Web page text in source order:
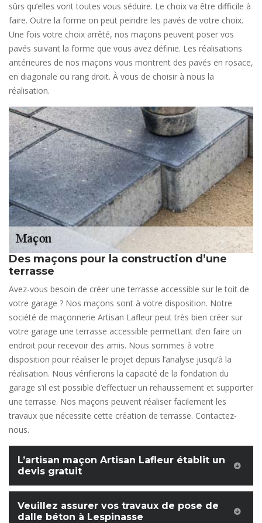
sûrs qu’elles vont toutes vous séduire. Le choix va être difficile à
faire. Outre la forme on peut peindre les pavés de votre choix.
Une fois votre choix arrêté, nos maçons peuvent poser vos
pavés suivant la forme que vous avez définie. Les réalisations
antérieures de nos maçons vous montrent des pavés en rosace,
en diagonale ou rang droit. À vous de choisir à nous la
réalisation.
Des maçons pour la construction d’une
terrasse
Avez-vous besoin de créer une terrasse accessible sur le toit de
votre garage ? Nos maçons sont à votre disposition. Notre
société de maçonnerie Artisan Lafleur peut très bien créer sur
votre garage une terrasse accessible permettant d’en faire un
endroit pour recevoir des amis. Nous sommes à votre
disposition pour réaliser le projet depuis l’analyse jusqu’à la
réalisation. Nous vérifierons la capacité de la fondation du
garage s’il est possible d’effectuer un rehaussement et supporter
une terrasse. Nos maçons peuvent réaliser facilement les
travaux que nécessite cette création de terrasse. Contactez-
nous.
L’artisan maçon Artisan Lafleur établit un
devis gratuit
Veuillez assurer vos travaux de pose de
dalle béton à Lespinasse